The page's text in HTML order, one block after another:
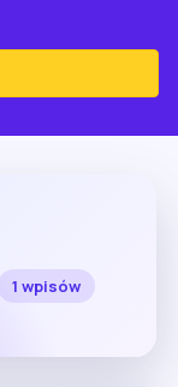
1 wpisów